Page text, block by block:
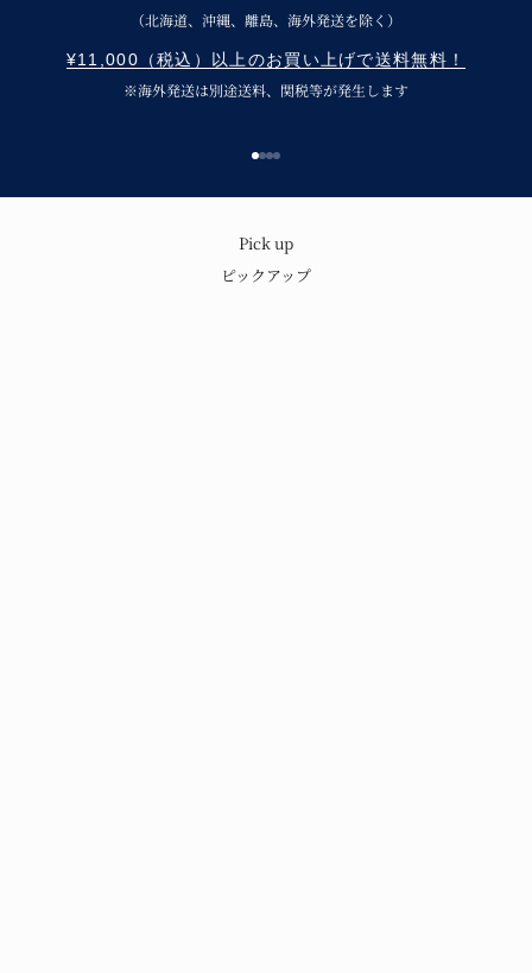
（北海道、沖縄、離島、海外発送を除く）
¥11,000（税込）以上のお買い上げで送料無料！
※海外発送は別途送料、関税等が発生します
I18n Error: Missing interpolation
I18n Error: Missing interpolation
I18n Error: Missing interpolation
I18n Error: Missing interpolation
Pick up
ピックアップ